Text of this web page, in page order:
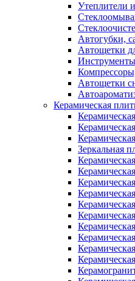
Утеплители
Автогубки,
Автощетки
Автощетки
Керамическая
Зеркальная